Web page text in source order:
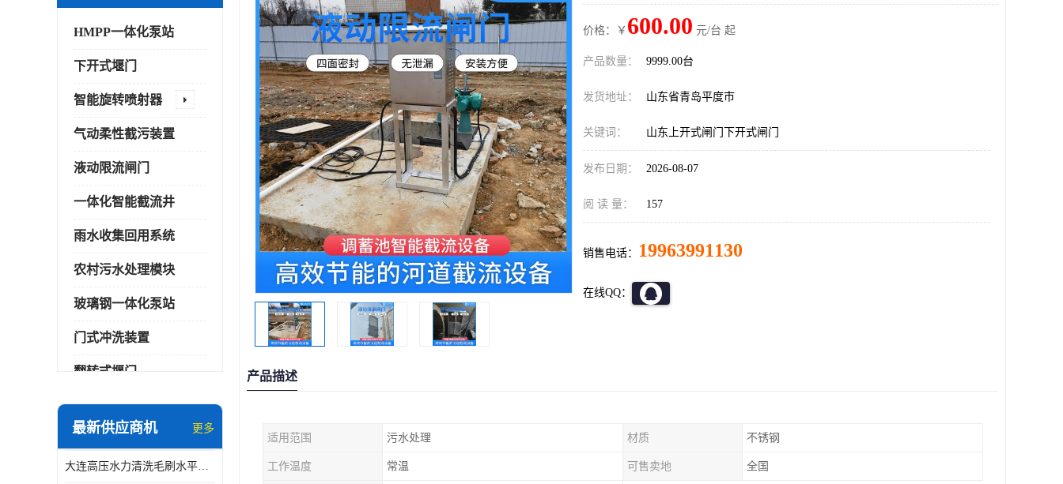
HMPP一体化泵站
下开式堰门
智能旋转喷射器
气动柔性截污装置
液动限流闸门
一体化智能截流井
雨水收集回用系统
农村污水处理模块
玻璃钢一体化泵站
门式冲洗装置
翻转式堰门
智能一体化雨水泵站
智能一体化供水泵房
最新供应商机 更多
大连高压水力清洗毛刷水平自清洁滚刷 水力自动冲洗系统 水力清洗
价格：￥ 600.00 元/台 起
产品数量： 9999.00台
发货地址： 山东省青岛平度市
关键词： 山东上开式闸门下开式闸门
发布日期： 2026-08-07
阅 读 量： 157
销售电话： 19963991130
在线QQ：
产品描述
适用范围 污水处理 材质 不锈钢
工作温度 常温 可售卖地 全国